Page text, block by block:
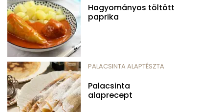
Hagyományos töltött
paprika
PALACSINTA ALAPTÉSZTA
Palacsinta
alaprecept